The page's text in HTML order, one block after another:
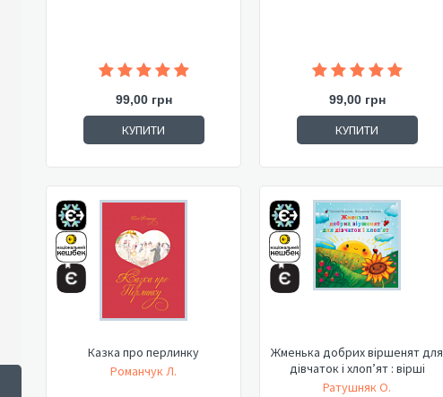
99,00 грн
КУПИТИ
99,00 грн
КУПИТИ
Казка про перлинку
Романчук Л.
Жменька добрих віршенят для
дівчаток і хлоп’ят : вірші
Ратушняк О.